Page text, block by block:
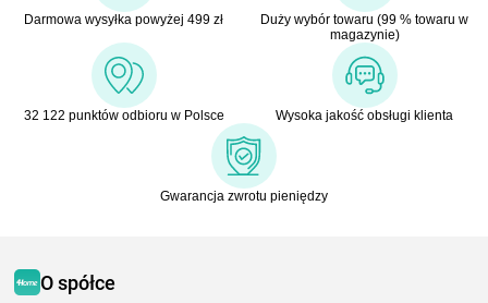
Darmowa wysyłka powyżej 499 zł
Duży wybór towaru (99 % towaru w
magazynie)
32 122 punktów odbioru w Polsce Wysoka jakość obsługi klienta
Gwarancja zwrotu pieniędzy
O spółce